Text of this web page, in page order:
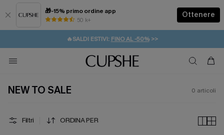
🎁-15% primo ordine app
50 k+
Ottenere
⚡️-15% SUGLI ESSENZIALI DA VACANZA | ACQUISTA
🔥SALDI ESTIVI: FINO AL -50%>>
🚚SPEDIZIONE GRATUITA DA 49€
💌REGALO PER I NUOVI: 20% DI SCONTO*
NEW TO SALE 0 articoli
Filtri ORDINA PER